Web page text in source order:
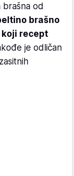
brašna od
brašno
koji recept
je odličan